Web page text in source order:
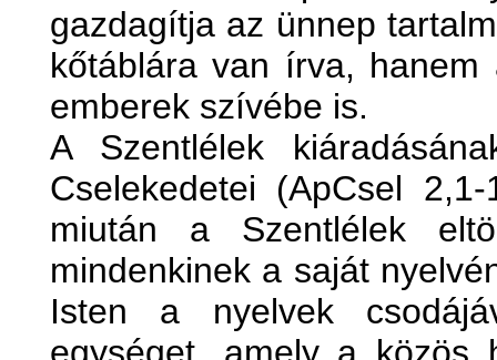
gazdagítja az ünnep
kőtáblára van írva,
emberek szívébe is.
A Szentlélek
Cselekedetei (ApCsel
miután a Szentlélek
mindenkinek a saját
Isten a nyelvek